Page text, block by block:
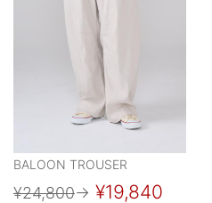
BALOON TROUSER
¥24,800→ ¥19,840